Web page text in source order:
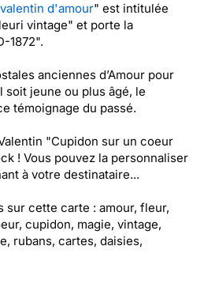
d'amour" est intitulée
vintage" et porte la
1872".
anciennes d’Amour pour
soit jeune ou plus âgé, le
témoignage du passé.
"Cupidon sur un coeur
! Vous pouvez la personnaliser
à votre destinataire...
sur cette carte : amour, fleur,
cupidon, magie, vintage,
rubans, cartes, daisies,